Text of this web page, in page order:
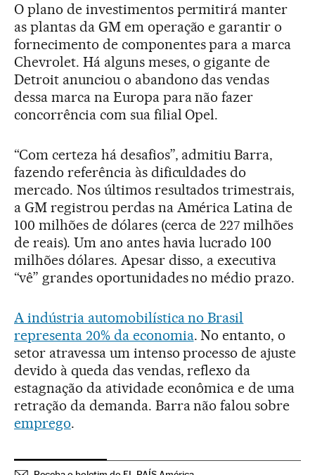
O plano de investimentos permitirá manter
as plantas da GM em operação e garantir o
fornecimento de componentes para a marca
Chevrolet. Há alguns meses, o gigante de
Detroit anunciou o abandono das vendas
dessa marca na Europa para não fazer
concorrência com sua filial Opel.
“Com certeza há desafios”, admitiu Barra,
fazendo referência às dificuldades do
mercado. Nos últimos resultados trimestrais,
a GM registrou perdas na América Latina de
100 milhões de dólares (cerca de 227 milhões
de reais). Um ano antes havia lucrado 100
milhões dólares. Apesar disso, a executiva
“vê” grandes oportunidades no médio prazo.
A indústria automobilística no Brasil
representa 20% da economia. No entanto, o
setor atravessa um intenso processo de ajuste
devido à queda das vendas, reflexo da
estagnação da atividade econômica e de uma
retração da demanda. Barra não falou sobre
emprego.